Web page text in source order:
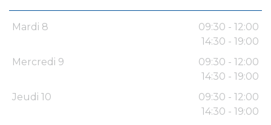
Mardi 8
09:30 - 12:00
14:30 - 19:00
Mercredi 9
09:30 - 12:00
14:30 - 19:00
Jeudi 10
09:30 - 12:00
14:30 - 19:00